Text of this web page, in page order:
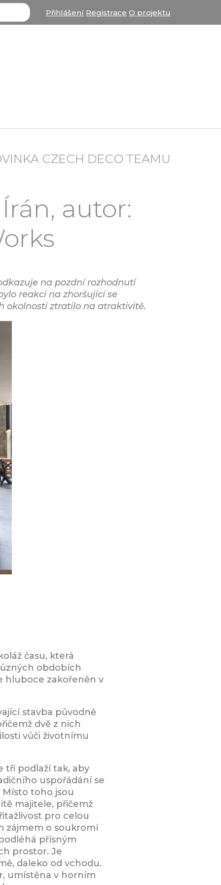
Přihlášení Registrace O projektu
CZECH DECO TEAMU
autor:
na pozdní rozhodnutí
reakcí na zhoršující se
okolností ztratilo na atraktivitě.
času, která
obdobích
hluboce zakořeněn v
stavba původně
dvě z nich
vůči životnímu
tři podlaží tak, aby
uspořádání se
toho jsou
majitele, přičemž
pro celou
zájmem o soukromí
přísným
prostor. Je
daleko od vchodu.
umístěna v horním